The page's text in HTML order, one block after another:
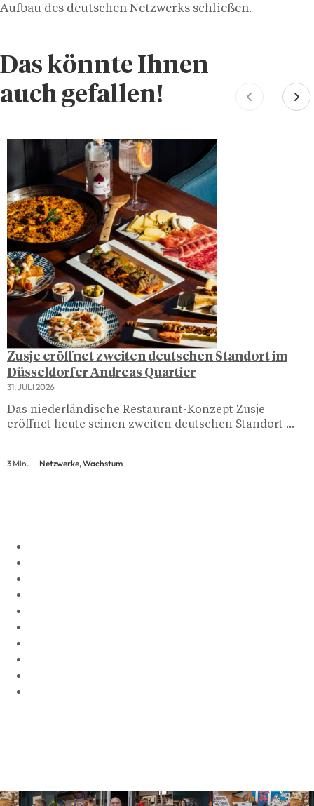
Aufbau des deutschen Netzwerks schließen.
Das könnte Ihnen
auch gefallen!
Zusje eröffnet zweiten deutschen Standort im
Düsseldorfer Andreas Quartier
31. JULI 2026
Das niederländische Restaurant-Konzept Zusje
eröffnet heute seinen zweiten deutschen Standort ...
3 Min. Netzwerke, Wachstum